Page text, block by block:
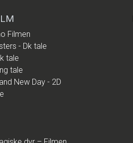
Filmen
- Dk tale
tale
tale
New Day - 2D